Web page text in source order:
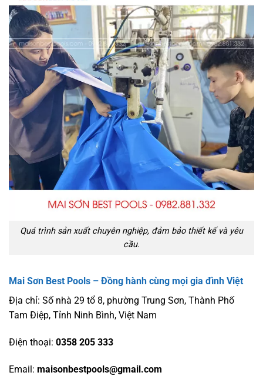
Quá trình sản xuất chuyên nghiệp, đảm bảo thiết kế và yêu
cầu.
Mai Sơn Best Pools – Đồng hành cùng mọi gia đình Việt
Địa chỉ: Số nhà 29 tổ 8, phường Trung Sơn, Thành Phố
Tam Điệp, Tỉnh Ninh Bình, Việt Nam
Điện thoại: 0358 205 333
Email: maisonbestpools@gmail.com